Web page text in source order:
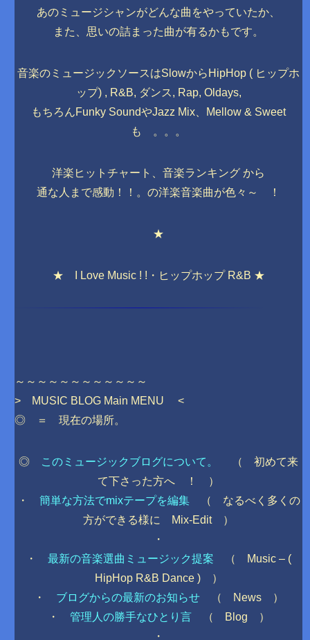
あのミュージシャンがどんな曲をやっていたか、
また、思いの詰まった曲が有るかもです。
音楽のミュージックソースはSlowからHipHop ( ヒップホ
ップ) , R&B, ダンス, Rap, Oldays,
もちろんFunky SoundやJazz Mix、Mellow & Sweet
も 。。。
洋楽ヒットチャート、音楽ランキング から
通な人まで感動！！。の洋楽音楽曲が色々～ ！
★
★ I Love Music ! !・ヒップホップ R&B ★
～～～～～～～～～～～～
> MUSIC BLOG Main MENU <
◎ ＝ 現在の場所。
◎ このミュージックブログについて。
（ 初めて来
て下さった方へ ！ ）
・ 簡単な方法でmixテープを編集（ なるべく多くの
方ができる様に Mix-Edit ）
・
・ 最新の音楽選曲ミュージック提案 （ Music – (
HipHop R&B Dance ) ）
・ ブログからの最新のお知らせ（ News ）
・ 管理人の勝手なひとり言（ Blog ）
・